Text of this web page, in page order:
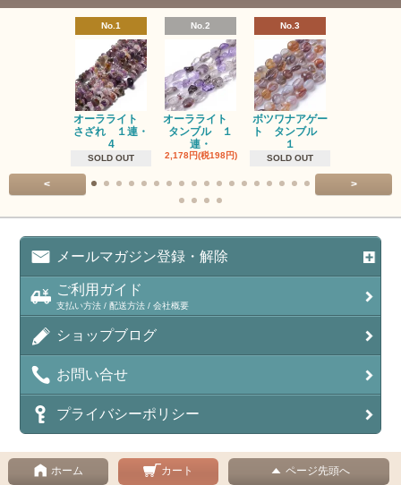
No.1
オーラライト
さざれ １連・
4
SOLD OUT
No.2
オーラライト
タンブル １
連・
2,178円(税198円)
No.3
ボツワナアゲー
ト タンブル
１
SOLD OUT
< >
メールマガジン登録・解除
ご利用ガイド
支払い方法 / 配送方法 / 会社概要
ショップブログ
お問い合せ
プライバシーポリシー
ホーム カート ページ先頭へ